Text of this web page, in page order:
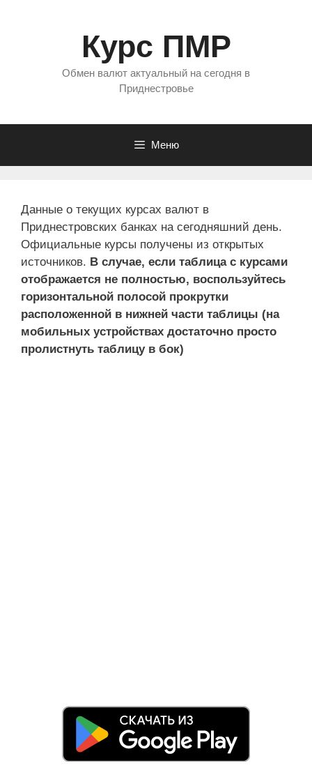
Курс ПМР
Обмен валют актуальный на сегодня в
Приднестровье
Меню
Данные о текущих курсах валют в
Приднестровских банках на сегодняшний день.
Официальные курсы получены из открытых
источников. В случае, если таблица с курсами
отображается не полностью, воспользуйтесь
горизонтальной полосой прокрутки
расположенной в нижней части таблицы (на
мобильных устройствах достаточно просто
пролистнуть таблицу в бок)